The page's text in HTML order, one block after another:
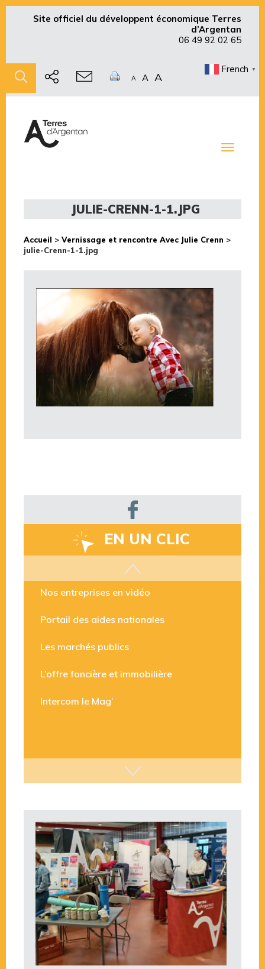
Site officiel du développent économique Terres
d’Argentan
06 49 92 02 65
A A A
French ▼
Toggle
JULIE-CRENN-1-1.JPG
Accueil > Vernissage et rencontre Avec Julie Crenn >
julie-Crenn-1-1.jpg
EN UN CLIC
Les aides disponibles